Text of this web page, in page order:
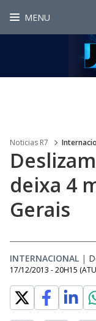
MENU
Noticias R7
deixa 4
Gerais
INTERNACIONAL |
17/12/2013 - 20H15